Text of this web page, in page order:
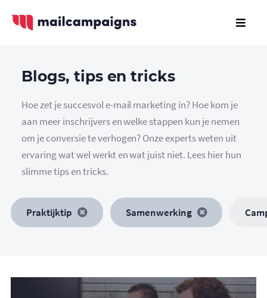
Blogs, tips en tricks
Hoe zet je succesvol e-mail marketing in? Hoe kom je
aan meer inschrijvers en welke stappen kun je nemen
om je conversie te verhogen? Onze experts weten uit
ervaring wat wel werkt en wat juist niet. Lees hier hun
slimme tips en tricks.
Praktijktip Samenwerking